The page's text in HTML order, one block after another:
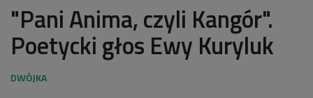
"Pani Anima, czyli Kangór".
Poetycki głos Ewy Kuryluk